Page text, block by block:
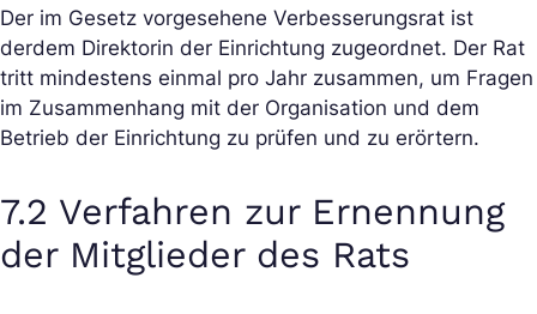
Der im Gesetz vorgesehene Verbesserungsrat ist
derdem Direktorin der Einrichtung zugeordnet. Der Rat
tritt mindestens einmal pro Jahr zusammen, um Fragen
im Zusammenhang mit der Organisation und dem
Betrieb der Einrichtung zu prüfen und zu erörtern.
7.2 Verfahren zur Ernennung
der Mitglieder des Rats